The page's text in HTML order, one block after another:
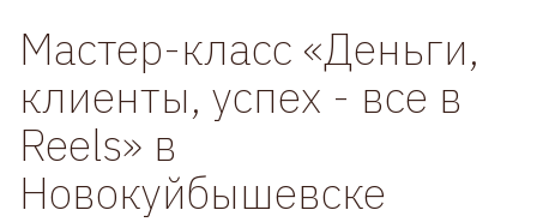
Мастер-класс «Деньги,
клиенты, успех - все в
Reels» в
Новокуйбышевске